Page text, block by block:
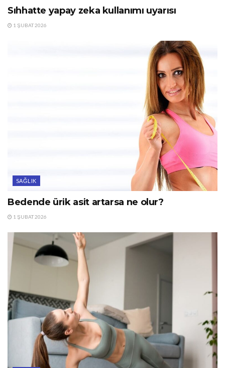
Sıhhatte yapay zeka kullanımı uyarısı
1 ŞUBAT 2026
SAĞLIK
Bedende ürik asit artarsa ne olur?
1 ŞUBAT 2026